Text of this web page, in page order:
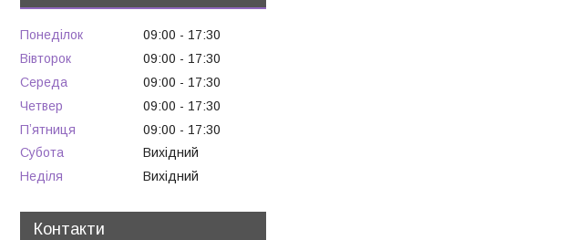
Понеділок 09:00
17:30
Вівторок
09:00
17:30
Середа
09:00
17:30
Четвер
09:00
17:30
Пʼятниця
09:00
17:30
Субота
Вихідний
Неділя
Вихідний
Контакти